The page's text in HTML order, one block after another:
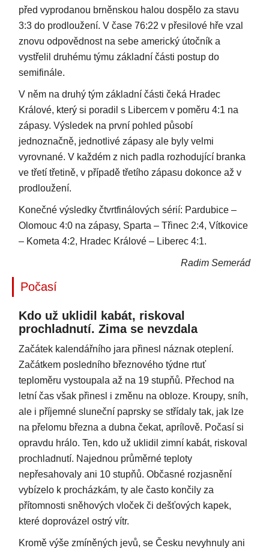
před vyprodanou brněnskou halou dospělo za stavu
3:3 do prodloužení. V čase 76:22 v přesilové hře vzal
znovu odpovědnost na sebe americký útočník a
vystřelil druhému týmu základní části postup do
semifinále.
V něm na druhý tým základní části čeká Hradec
Králové, který si poradil s Libercem v poměru 4:1 na
zápasy. Výsledek na první pohled působí
jednoznačně, jednotlivé zápasy ale byly velmi
vyrovnané. V každém z nich padla rozhodující branka
ve třetí třetině, v případě třetího zápasu dokonce až v
prodloužení.
Konečné výsledky čtvrtfinálových sérií: Pardubice –
Olomouc 4:0 na zápasy, Sparta – Třinec 2:4, Vítkovice
– Kometa 4:2, Hradec Králové – Liberec 4:1.
Radim Semerád
Počasí
Kdo už uklidil kabát, riskoval
prochladnutí. Zima se nevzdala
Začátek kalendářního jara přinesl náznak oteplení.
Začátkem posledního březnového týdne rtuť
teploměru vystoupala až na 19 stupňů. Přechod na
letní čas však přinesl i změnu na obloze. Kroupy, sníh,
ale i příjemné sluneční paprsky se střídaly tak, jak lze
na přelomu března a dubna čekat, aprílově. Počasí si
opravdu hrálo. Ten, kdo už uklidil zimní kabát, riskoval
prochladnutí. Najednou průměrné teploty
nepřesahovaly ani 10 stupňů. Občasné rozjasnění
vybízelo k procházkám, ty ale často končily za
přítomnosti sněhových vloček či dešťových kapek,
které doprovázel ostrý vítr.
Kromě výše zmíněných jevů, se Česku nevyhnuly ani